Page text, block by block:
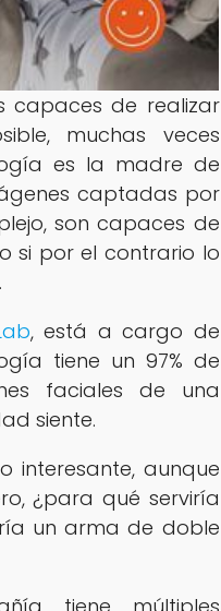
capaces de realizar
muchas veces
es la madre de
captadas por
son capaces de
si por el contrario lo
, está a cargo de
tiene un 97% de
faciales de una
siente.
interesante, aunque
¿para qué serviría
un arma de doble